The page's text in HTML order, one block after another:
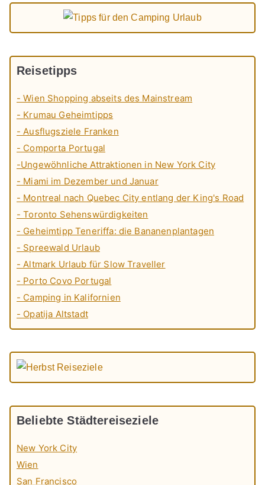
Reisetipps
- Wien Shopping abseits des Mainstream
- Krumau Geheimtipps
- Ausflugsziele Franken
- Comporta Portugal
-Ungewöhnliche Attraktionen in New York City
- Miami im Dezember und Januar
- Montreal nach Quebec City entlang der King's Road
- Toronto Sehenswürdigkeiten
- Geheimtipp Teneriffa: die Bananenplantagen
- Spreewald Urlaub
- Altmark Urlaub für Slow Traveller
- Porto Covo Portugal
- Camping in Kalifornien
- Opatija Altstadt
Beliebte Städtereiseziele
New York City
Wien
San Francisco